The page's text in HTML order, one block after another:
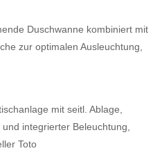
Duschwanne kombiniert mit
zur optimalen Ausleuchtung,
mit seitl. Ablage,
integrierter Beleuchtung,
Toto